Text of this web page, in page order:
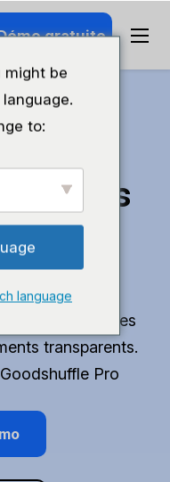
gratuite
temps
que
Suivi des
transparents.
Pro
might be
to:
language